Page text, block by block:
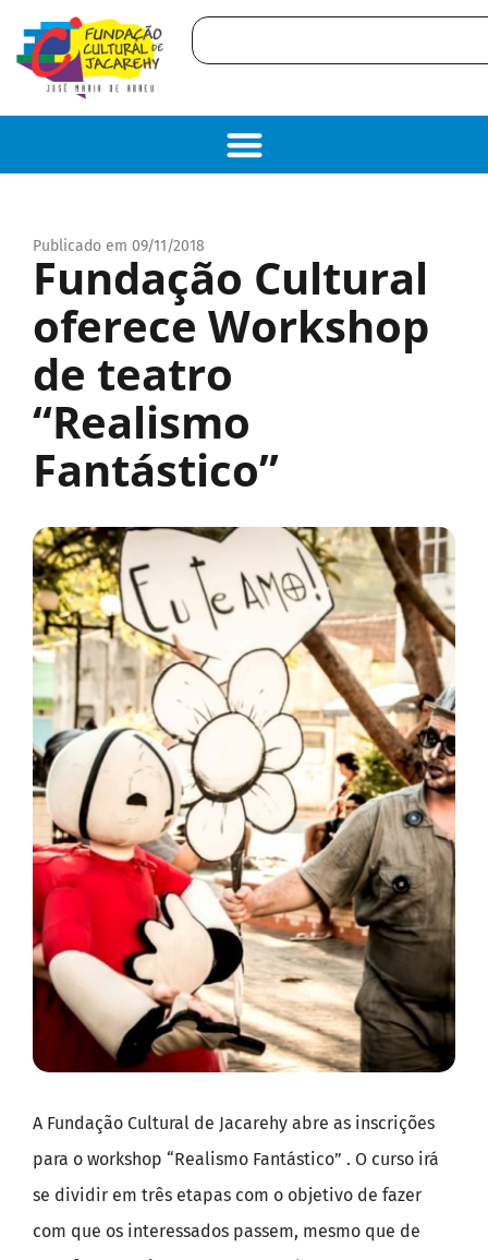
Publicado em 09/11/2018
Fundação Cultural
oferece Workshop
de teatro
“Realismo
Fantástico”
A Fundação Cultural de Jacarehy abre as inscrições
para o workshop “Realismo Fantástico” . O curso irá
se dividir em três etapas com o objetivo de fazer
com que os interessados passem, mesmo que de